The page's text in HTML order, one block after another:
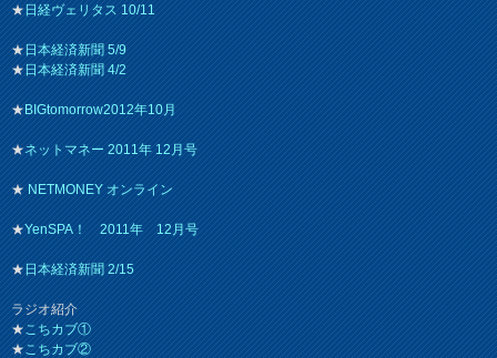
★日経ヴェリタス 10/11
★日本経済新聞 5/9
★日本経済新聞 4/2
★BIGtomorrow2012年10月
★ネットマネー 2011年 12月号
★NETMONEY オンライン
★YenSPA！ 2011年 12月号
★日本経済新聞 2/15
ラジオ紹介
★こちカブ①
★こちカブ②